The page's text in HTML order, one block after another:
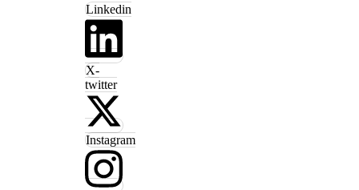
Linkedin
X-
twitter
Instagram